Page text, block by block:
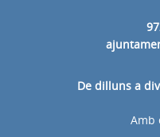
De dilluns a
Amb